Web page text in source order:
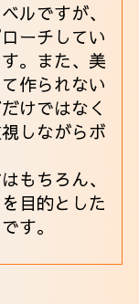
ルですが、
ーチしてい
。また、美
作られない
けではなく
しながらボ
もちろん、
目的とした
す。